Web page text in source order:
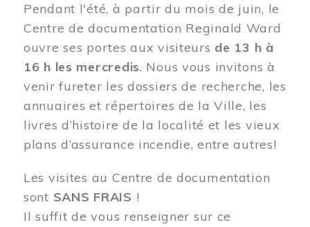
Pendant l'été, à partir du mois de juin, le
Centre de documentation Reginald Ward
ouvre ses portes aux visiteurs de 13 h à
16 h les mercredis. Nous vous invitons à
venir fureter les dossiers de recherche, les
annuaires et répertoires de la Ville, les
livres d’histoire de la localité et les vieux
plans d’assurance incendie, entre autres!
Les visites au Centre de documentation
sont SANS FRAIS !
Il suffit de vous renseigner sur ce